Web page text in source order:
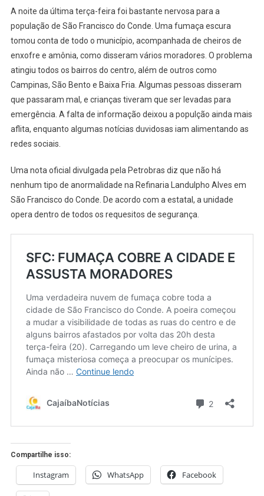
E
MAU
CHEIRO
QUE
ATINGIRAM
SÃO
FCO
DO
AFIRMA
PETROBRAS
A noite da última terça-feira foi bastante nervosa para a
população de São Francisco do Conde. Uma fumaça escura
tomou conta de todo o município, acompanhada de cheiros de
enxofre e amônia, como disseram vários moradores. O problema
atingiu todos os bairros do centro, além de outros como
Campinas, São Bento e Baixa Fria. Algumas pessoas disseram
que passaram mal, e crianças tiveram que ser levadas para
emergência. A falta de informação deixou a populção ainda mais
aflita, enquanto algumas notícias duvidosas iam alimentando as
redes sociais.
Uma nota oficial divulgada pela Petrobras diz que não há
nenhum tipo de anormalidade na Refinaria Landulpho Alves em
São Francisco do Conde. De acordo com a estatal, a unidade
opera dentro de todos os requesitos de segurança.
Compartilhe isso:
Instagram WhatsApp Facebook